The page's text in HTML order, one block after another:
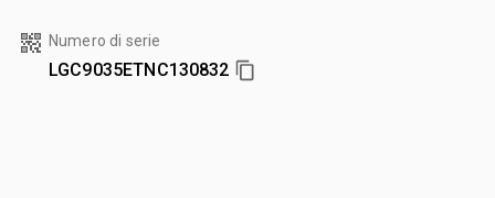
Numero di serie
LGC9035ETNC130832